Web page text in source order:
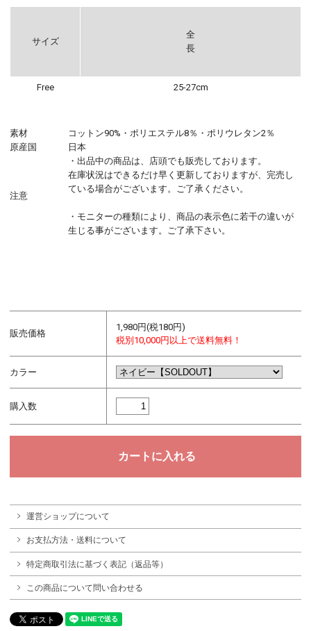
サイズ
全
長
Free 25-27cm
素材
コットン90%・ポリエステル8％・ポリウレタン2％
原産国
日本
注意
・出品中の商品は、店頭でも販売しております。
在庫状況はできるだけ早く更新しておりますが、完売し
ている場合がございます。ご了承ください。
・モニターの種類により、商品の表示色に若干の違いが
生じる事がございます。ご了承下さい。
販売価格
1,980円(税180円)
税別10,000円以上で送料無料！
カラー
購入数
運営ショップについて
お支払方法・送料について
特定商取引法に基づく表記（返品等）
この商品について問い合わせる